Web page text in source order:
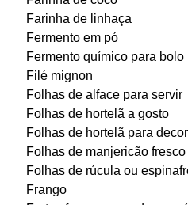
Farinha de linhaça
Fermento em pó
Fermento químico para bolo
Filé mignon
Folhas de alface para servir
Folhas de hortelã a gosto
Folhas de hortelã para
Folhas de manjericão
Folhas de rúcula ou
Frango